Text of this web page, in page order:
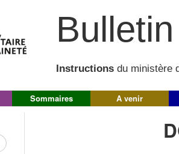
Instructions du ministère
Sommaires A venir